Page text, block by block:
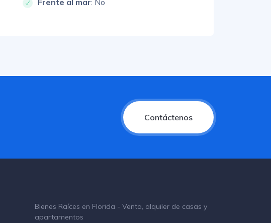
Contáctenos
Bienes Raíces en Florida - Venta, alquiler de casas y
apartamentos